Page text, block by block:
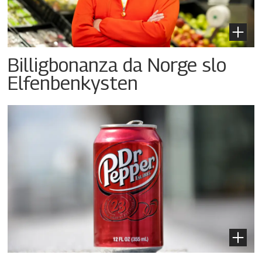
Billigbonanza da Norge slo
Elfenbenkysten